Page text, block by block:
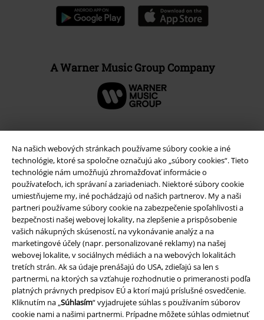
Na našich webových stránkach používame súbory cookie a iné
technológie, ktoré sa spoločne označujú ako „súbory cookies“. Tieto
technológie nám umožňujú zhromažďovať informácie o
používateľoch, ich správaní a zariadeniach. Niektoré súbory cookie
umiestňujeme my, iné pochádzajú od našich partnerov. My a naši
partneri používame súbory cookie na zabezpečenie spoľahlivosti a
bezpečnosti našej webovej lokality, na zlepšenie a prispôsobenie
vašich nákupných skúseností, na vykonávanie analýz a na
marketingové účely (napr. personalizované reklamy) na našej
webovej lokalite, v sociálnych médiách a na webových lokalitách
tretích strán. Ak sa údaje prenášajú do USA, zdieľajú sa len s
partnermi, na ktorých sa vzťahuje rozhodnutie o primeranosti podľa
platných právnych predpisov EÚ a ktorí majú príslušné osvedčenie.
Kliknutím na „Súhlasím“ vyjadrujete súhlas s používaním súborov
cookie nami a našimi partnermi. Prípadne môžete súhlas odmietnuť
A Warner Music Group Company
Právne informácie
Podmienky
Imprint
Ochrana osobných údajov